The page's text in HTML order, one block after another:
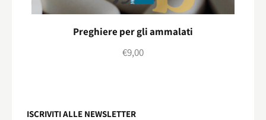
Preghiere per gli ammalati
€9,00
ISCRIVITI ALLE NEWSLETTER